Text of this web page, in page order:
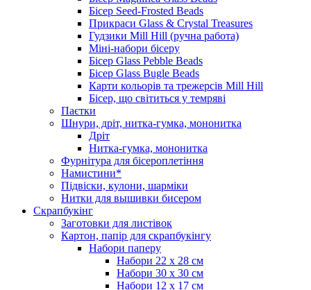
Бісер Seed-Frosted Beads
Прикраси Glass & Crystal Treasures
Гудзики Mill Hill (ручна работа)
Міні-набори бісеру
Бісер Glass Pebble Beads
Бісер Glass Bugle Beads
Карти кольорів та трежерсів Mill Hill
Бісер, що світиться у темряві
Паєтки
Шнури, дріт, нитка-гумка, мононитка
Дріт
Нитка-гумка, мононитка
Фурнітура для бісероплетіння
Намистини*
Підвіски, кулони, шарміки
Нитки для вышивки бисером
Скрапбукінг
Заготовки для листівок
Картон, папір для скрапбукінгу
Набори паперу
Набори 22 х 28 см
Набори 30 х 30 см
Набори 12 х 17 см